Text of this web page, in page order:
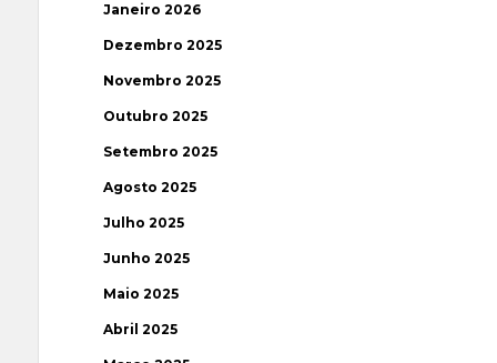
Janeiro 2026
Dezembro 2025
Novembro 2025
Outubro 2025
Setembro 2025
Agosto 2025
Julho 2025
Junho 2025
Maio 2025
Abril 2025